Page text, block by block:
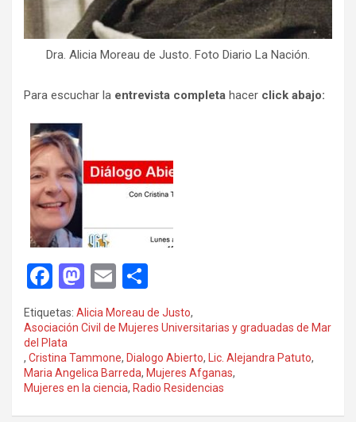
Dra. Alicia Moreau de Justo. Foto Diario La Nación.
Para escuchar la entrevista completa hacer click abajo:
F
a
ce
b
o
M
a
st
o
d
E
ail
o
m
p
ar
Etiquetas: Alicia Moreau de Justo,
Asociación Civil de Mujeres Universitarias y graduadas de Mar
del Plata
, Cristina Tammone, Dialogo Abierto, Lic. Alejandra Patuto,
Maria Angelica Barreda, Mujeres Afganas,
Mujeres en la ciencia, Radio Residencias